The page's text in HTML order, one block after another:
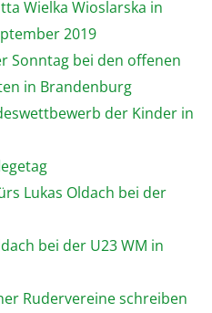
Wielka Wioslarska in
2019
Sonntag bei den offenen
in Brandenburg
der Kinder in
Lukas Oldach bei der
bei der U23 WM in
Rudervereine schreiben